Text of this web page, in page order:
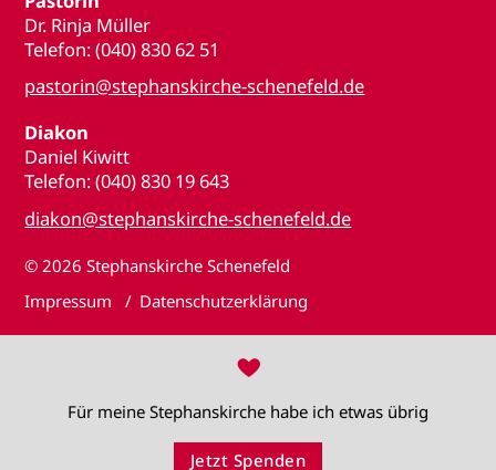
Dr. Rinja Müller
Telefon: (040) 830 62 51
pastorin@stephanskirche-schenefeld.de
Diakon
Daniel Kiwitt
Telefon: (040) 830 19 643
diakon@stephanskirche-schenefeld.de
© 2026 Stephanskirche Schenefeld
Impressum
Datenschutzerklärung
♥
Für meine Stephanskirche habe ich etwas übrig
Jetzt Spenden